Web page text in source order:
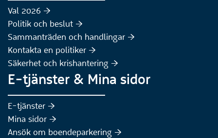
Val 2026 :höger:
Politik och beslut :höger:
Sammanträden och handlingar :höger:
Kontakta en politiker :höger:
Säkerhet och krishantering :höger:
E-tjänster & Mina sidor
E-tjänster :höger:
Mina sidor :höger:
Ansök om boendeparkering :höger: